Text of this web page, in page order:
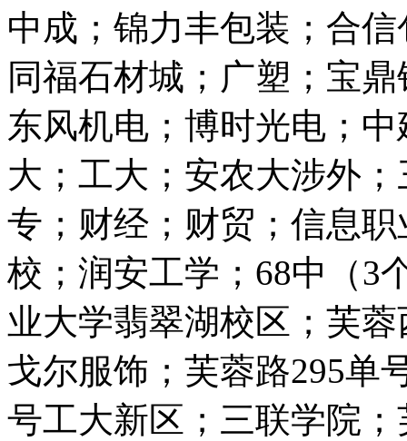
中成；锦力丰包装；合
同福石材城；广塑；宝
东风机电；博时光电；
大；工大；安农大涉外
专；财经；财贸；信息
校；润安工学；68中（3
业大学翡翠湖校区；芙
戈尔服饰；芙蓉路295单
号工大新区；三联学院